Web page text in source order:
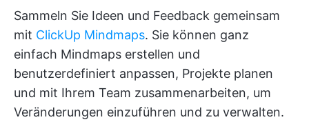
Sammeln Sie Ideen und Feedback gemeinsam
mit ClickUp Mindmaps. Sie können ganz
einfach Mindmaps erstellen und
benutzerdefiniert anpassen, Projekte planen
und mit Ihrem Team zusammenarbeiten, um
Veränderungen einzuführen und zu verwalten.